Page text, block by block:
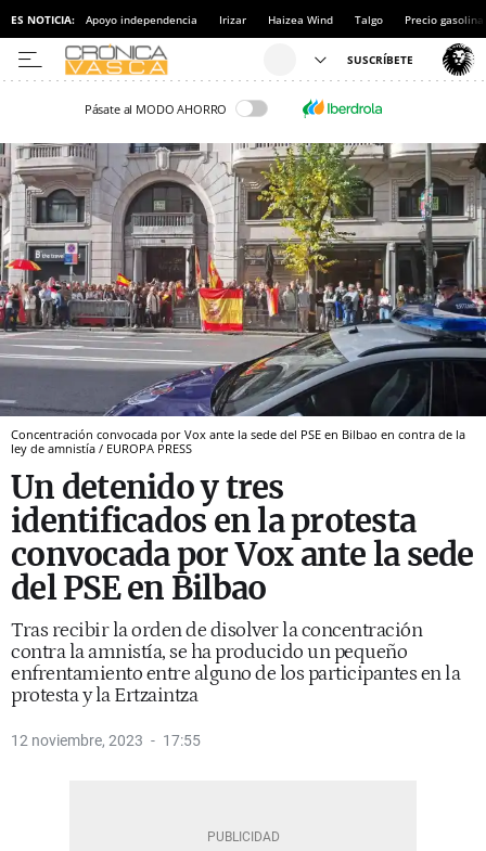
ES NOTICIA: Apoyo independencia Irizar Haizea Wind Talgo Precio gasolina
Pásate al MODO AHORRO
Concentración convocada por Vox ante la sede del PSE en Bilbao en contra de la
ley de amnistía / EUROPA PRESS
Un detenido y tres
identificados en la protesta
convocada por Vox ante la sede
del PSE en Bilbao
Tras recibir la orden de disolver la concentración
contra la amnistía, se ha producido un pequeño
enfrentamiento entre alguno de los participantes en la
protesta y la Ertzaintza
12 noviembre, 2023 17:55